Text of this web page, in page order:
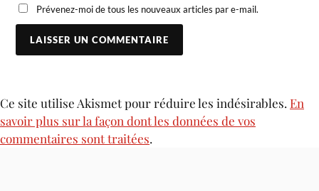
Prévenez-moi de tous les nouveaux articles par e-mail.
Ce site utilise Akismet pour réduire les indésirables. En
savoir plus sur la façon dont les données de vos
commentaires sont traitées.